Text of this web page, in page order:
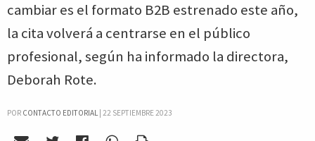
cambiar es el formato B2B estrenado este año,
la cita volverá a centrarse en el público
profesional, según ha informado la directora,
Deborah Rote.
POR CONTACTO EDITORIAL| 22 SEPTIEMBRE 2023